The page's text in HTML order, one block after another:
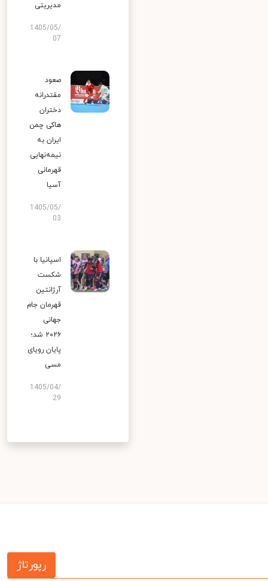
مدیریتی
1405/05/
07
صعود
مقتدرانه
دختران
هاکی چمن
ایران به
نیمه‌نهایی
قهرمانی
آسیا
1405/05/
03
اسپانیا با
شکست
آرژانتین
قهرمان جام
جهانی
۲۰۲۶ شد؛
پایان رویای
مسی
1405/04/
29
رپورتاژ